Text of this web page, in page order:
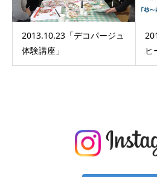
2013.10.23「デコパージュ
体験講座」
ヒ